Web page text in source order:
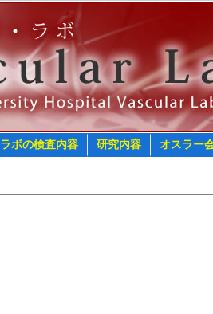
ラボの検査内容 研究内容 オスラー